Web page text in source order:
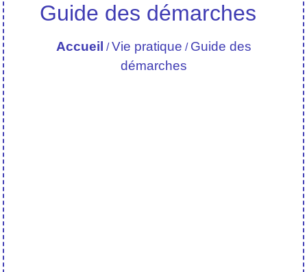
Guide des démarches
Accueil /Vie pratique / Guide des
démarches